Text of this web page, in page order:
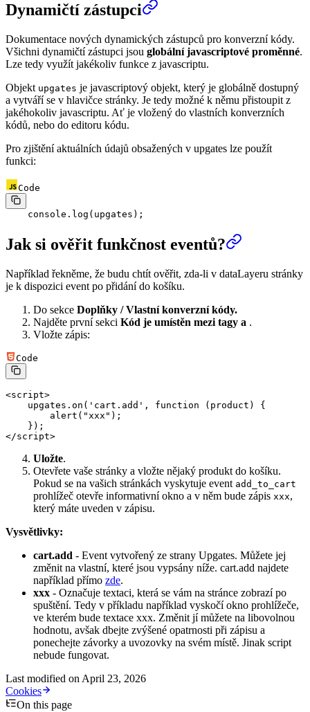
Dynamičtí zástupci
Dokumentace nových dynamických zástupců pro konverzní kódy.
Všichni dynamičtí zástupci jsou globální javascriptové proměnné.
Lze tedy využít jakékoliv funkce z javascriptu.
Objekt upgates je javascriptový objekt, který je globálně dostupný
a vytváří se v hlavičce stránky. Je tedy možné k němu přistoupit z
jakéhokoliv javascriptu. Ať je vložený do vlastních konverzních
kódů, nebo do editoru kódu.
Pro zjištění aktuálních údajů obsažených v upgates lze použít
funkci:
Code
    console.
log (upgates);
Jak si ověřit funkčnost eventů?
Například řekněme, že budu chtít ověřit, zda-li v dataLayeru stránky
je k dispozici event po přidání do košíku.
Do sekce Doplňky / Vlastní konverzní kódy.
Najděte první sekci Kód je umístěn mezi tagy a .
Vložte zápis:
Code
<script>
    upgates.
on ( 'cart.add' , function ( product ) {
        alert
( "xxx" );
    });
</script>
Uložte.
Otevřete vaše stránky a vložte nějaký produkt do košíku.
Pokud se na vašich stránkách vyskytuje event add_to_cart
prohlížeč otevře informativní okno a v něm bude zápis xxx,
který máte uveden v zápisu.
Vysvětlivky:
cart.add - Event vytvořený ze strany Upgates. Můžete jej
změnit na vlastní, které jsou vypsány níže. cart.add najdete
například přímo zde.
xxx - Označuje textaci, která se vám na stránce zobrazí po
spuštění. Tedy v příkladu například vyskočí okno prohlížeče,
ve kterém bude textace xxx. Změnit jí můžete na libovolnou
hodnotu, avšak dbejte zvýšené opatrnosti při zápisu a
ponechejte závorky a uvozovky na svém místě. Jinak script
nebude fungovat.
Last modified on April 23, 2026
Cookies
On this page